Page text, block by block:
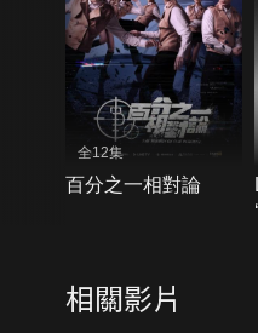
全12集
百分之一相對論
相關影片